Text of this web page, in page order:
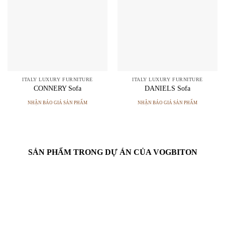
ITALY LUXURY FURNITURE
CONNERY Sofa
NHẬN BÁO GIÁ SẢN PHẨM
ITALY LUXURY FURNITURE
DANIELS Sofa
NHẬN BÁO GIÁ SẢN PHẨM
SẢN PHẨM TRONG DỰ ÁN CỦA VOGBITON